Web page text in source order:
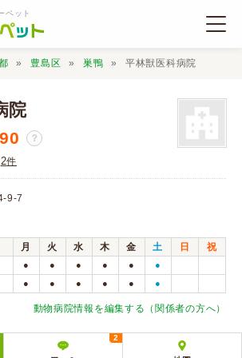
ペット
豊島区 巣鴨 平林獣医科病院
院
？
2件
9-7
月 火 水 木 金 土 日
祝
● ● ● ● ● ●
● ● ● ● ● ●
動物病院情報を編集する（関係者の方へ）
2